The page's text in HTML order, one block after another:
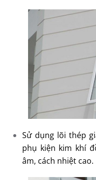
Sử dụng lõi thép
phụ kiện kim khí
âm, cách nhiệt cao.